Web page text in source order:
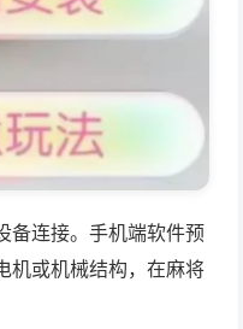
备连接。手机端软件预
机或机械结构，在麻将